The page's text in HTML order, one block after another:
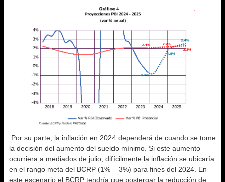
Por su parte, la inflación en 2024 dependerá de cuando se tome
la decisión del aumento del sueldo mínimo. Si este aumento
ocurriera a mediados de julio, difícilmente la inflación se ubicaría
en el rango meta del BCRP (1% – 3%) para fines del 2024. En
este escenario el BCRP tendría que postergar la reducción de